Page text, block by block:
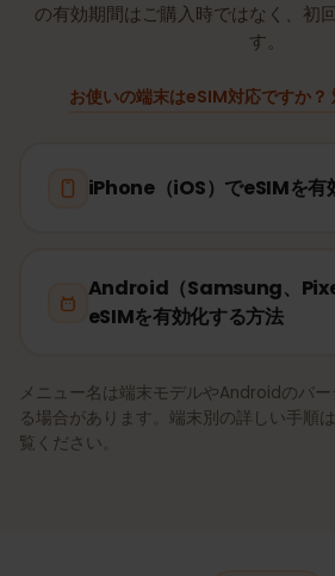
の有効期間はご購入時ではなく、初
す。
お使いの端末はeSIM対応ですか？
iPhone（iOS）でeSIMを有
Android（Samsung、
eSIMを有効化する方法
メニュー名は端末モデルやAndroidのバ
る場合があります。端末別の詳しい手順は
覧ください。